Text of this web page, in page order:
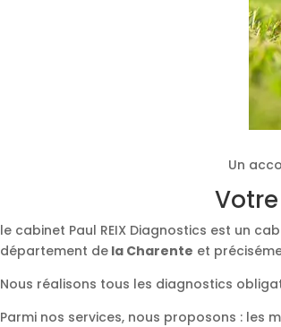
Un
le cabinet Paul REIX Diagnostics est un
département de la Charente et
Nous réalisons tous les diagnostics
Parmi nos services, nous proposons : les